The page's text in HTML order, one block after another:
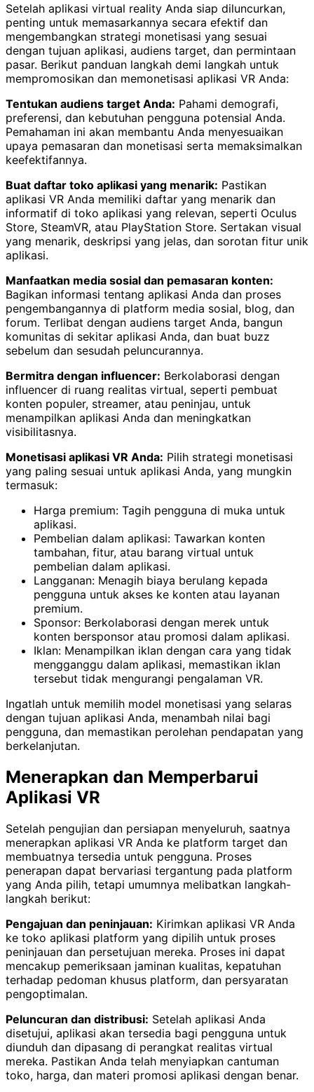
Setelah aplikasi virtual reality Anda siap diluncurkan,
penting untuk memasarkannya secara efektif dan
mengembangkan strategi monetisasi yang sesuai
dengan tujuan aplikasi, audiens target, dan permintaan
pasar. Berikut panduan langkah demi langkah untuk
mempromosikan dan memonetisasi aplikasi VR Anda:
Tentukan audiens target Anda: Pahami demografi,
preferensi, dan kebutuhan pengguna potensial Anda.
Pemahaman ini akan membantu Anda menyesuaikan
upaya pemasaran dan monetisasi serta memaksimalkan
keefektifannya.
Buat daftar toko aplikasi yang menarik: Pastikan
aplikasi VR Anda memiliki daftar yang menarik dan
informatif di toko aplikasi yang relevan, seperti Oculus
Store, SteamVR, atau PlayStation Store. Sertakan visual
yang menarik, deskripsi yang jelas, dan sorotan fitur unik
aplikasi.
Manfaatkan media sosial dan pemasaran konten:
Bagikan informasi tentang aplikasi Anda dan proses
pengembangannya di platform media sosial, blog, dan
forum. Terlibat dengan audiens target Anda, bangun
komunitas di sekitar aplikasi Anda, dan buat buzz
sebelum dan sesudah peluncurannya.
Bermitra dengan influencer: Berkolaborasi dengan
influencer di ruang realitas virtual, seperti pembuat
konten populer, streamer, atau peninjau, untuk
menampilkan aplikasi Anda dan meningkatkan
visibilitasnya.
Monetisasi aplikasi VR Anda: Pilih strategi monetisasi
yang paling sesuai untuk aplikasi Anda, yang mungkin
termasuk:
Harga premium: Tagih pengguna di muka untuk
aplikasi.
Pembelian dalam aplikasi: Tawarkan konten
tambahan, fitur, atau barang virtual untuk
pembelian dalam aplikasi.
Langganan: Menagih biaya berulang kepada
pengguna untuk akses ke konten atau layanan
premium.
Sponsor: Berkolaborasi dengan merek untuk
konten bersponsor atau promosi dalam aplikasi.
Iklan: Menampilkan iklan dengan cara yang tidak
mengganggu dalam aplikasi, memastikan iklan
tersebut tidak mengurangi pengalaman VR.
Ingatlah untuk memilih model monetisasi yang selaras
dengan tujuan aplikasi Anda, menambah nilai bagi
pengguna, dan memastikan perolehan pendapatan yang
berkelanjutan.
Menerapkan dan Memperbarui
Aplikasi VR
Setelah pengujian dan persiapan menyeluruh, saatnya
menerapkan aplikasi VR Anda ke platform target dan
membuatnya tersedia untuk pengguna. Proses
penerapan dapat bervariasi tergantung pada platform
yang Anda pilih, tetapi umumnya melibatkan langkah-
langkah berikut:
Pengajuan dan peninjauan: Kirimkan aplikasi VR Anda
ke toko aplikasi platform yang dipilih untuk proses
peninjauan dan persetujuan mereka. Proses ini dapat
mencakup pemeriksaan jaminan kualitas, kepatuhan
terhadap pedoman khusus platform, dan persyaratan
pengoptimalan.
Peluncuran dan distribusi: Setelah aplikasi Anda
disetujui, aplikasi akan tersedia bagi pengguna untuk
diunduh dan dipasang di perangkat realitas virtual
mereka. Pastikan Anda telah menyiapkan cantuman
toko, harga, dan materi promosi aplikasi dengan benar.